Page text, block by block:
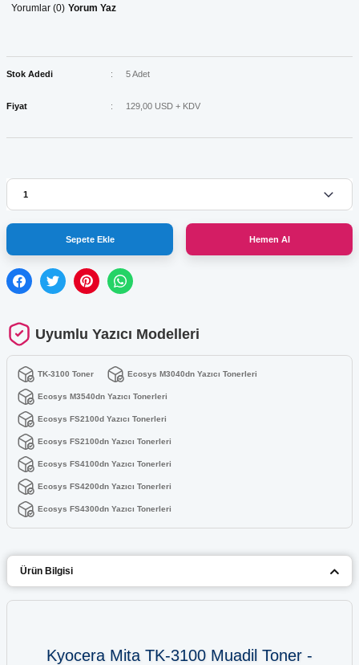
Yorumlar (0) Yorum Yaz
Stok Adedi 5 Adet
Fiyat 129,00 USD + KDV
Sepete Ekle Hemen Al
Uyumlu Yazıcı Modelleri
TK-3100 Toner Ecosys M3040dn Yazıcı Tonerleri
Ecosys M3540dn Yazıcı Tonerleri
Ecosys FS2100d Yazıcı Tonerleri
Ecosys FS2100dn Yazıcı Tonerleri
Ecosys FS4100dn Yazıcı Tonerleri
Ecosys FS4200dn Yazıcı Tonerleri
Ecosys FS4300dn Yazıcı Tonerleri
Ürün Bilgisi
Kyocera Mita TK-3100 Muadil Toner -